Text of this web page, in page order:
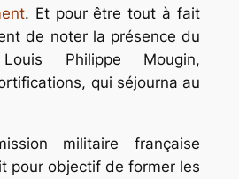
. Et pour être tout à fait
de noter la présence du
Philippe Mougin,
qui séjourna au
militaire française
pour objectif de former les